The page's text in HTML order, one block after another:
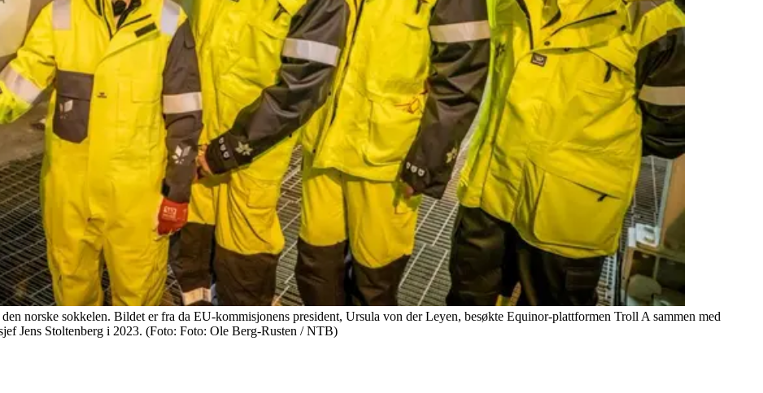
norske sokkelen. Bildet er fra da EU-kommisjonens president, Ursula von der Leyen, besøkte Equinor-plattformen Troll A sammen med
Jens Stoltenberg i 2023. (Foto: Foto: Ole Berg-Rusten / NTB)